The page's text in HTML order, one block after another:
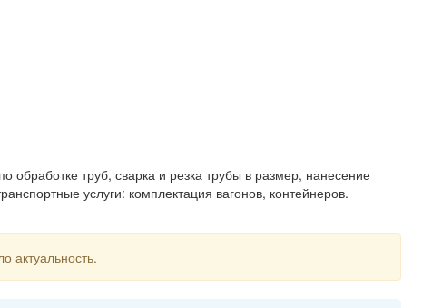
обработке труб, сварка и резка трубы в размер, нанесение
услуги: комплектация вагонов, контейнеров.
актуальность.